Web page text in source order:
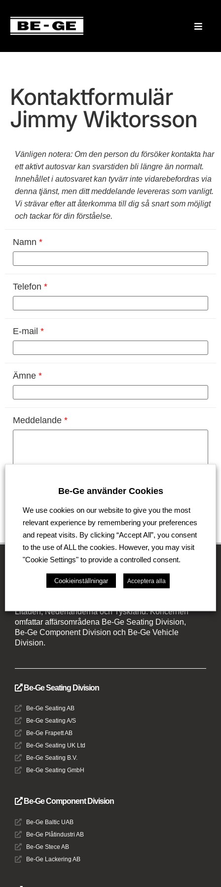
Kontaktformulär
Jimmy Wiktorsson
Vänligen notera: Om den person du försöker kontakta har
ett aktivt autosvar kan svarstiden bli längre än normalt.
Innehållet i autosvaret kan tyvärr inte vidarebefordras via
denna tjänst, men ditt meddelande levereras som vanligt.
Vi strävar efter att återkomma till dig så snart som möjligt
och tackar för din förståelse.
Namn *
Telefon *
E-mail *
Ämne *
Meddelande *
Skicka
Be-Ge Koncernen
Be-Ge Koncernen är en familjeägd företagsgrupp med
Litauen, Nederländerna och Tyskland. Koncernen
omfattar affärsområdena Be-Ge Seating Division,
Be-Ge Component Division och Be-Ge Vehicle
Division.
Be-Ge Seating Division
Be-Ge Seating AB
Be-Ge Seating A/S
Be-Ge Frapett AB
Be-Ge Seating UK Ltd
Be-Ge Seating B.V.
Be-Ge Seating GmbH
Be-Ge Component Division
Be-Ge Baltic UAB
Be-Ge Plåtindustri AB
Be-Ge Stece AB
Be-Ge Lackering AB
Be-Ge använder Cookies
We use cookies on our website to give you the most
relevant experience by remembering your preferences
and repeat visits. By clicking “Accept All”, you consent
to the use of ALL the cookies. However, you may visit
"Cookie Settings" to provide a controlled consent.
Cookieinställningar Acceptera alla